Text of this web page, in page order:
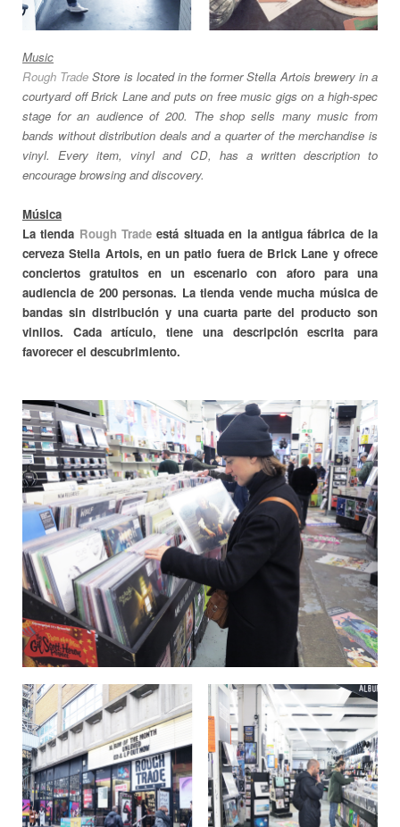
Music
Rough TradeStore is located in the former Stella Artois brewery in a
courtyard off Brick Lane and puts on free music gigs on a high-spec
stage for an audience of 200. The shop sells many music from
bands without distribution deals and a quarter of the merchandise is
vinyl. Every item, vinyl and CD, has a written description to
encourage browsing and discovery.
Música
La tienda Rough Trade está situada en la antigua fábrica de la
cerveza Stella Artois, en un patio fuera de Brick Lane y ofrece
conciertos gratuitos en un escenario con aforo para una
audiencia de 200 personas. La tienda vende mucha música de
bandas sin distribución y una cuarta parte del producto son
vinilos. Cada artículo, tiene una descripción escrita para
favorecer el descubrimiento.